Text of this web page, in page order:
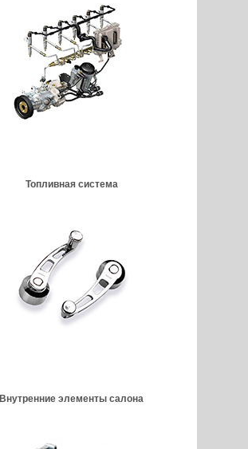
Топливная система
Внутренние элементы салона